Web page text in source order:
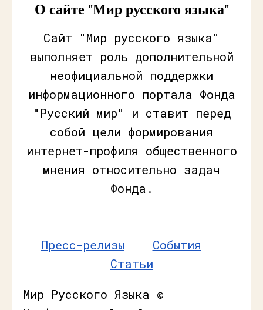
О сайте "Мир русского языка"
Сайт "Мир русского языка"
выполняет роль дополнительной
неофициальной поддержки
информационного портала Фонда
"Русский мир" и ставит перед
собой цели формирования
интернет-профиля общественного
мнения относительно задач
Фонда.
Пресс-релизы
События
Статьи
Мир Русского Языка ©